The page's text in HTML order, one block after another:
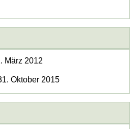
März 2012
Oktober 2015